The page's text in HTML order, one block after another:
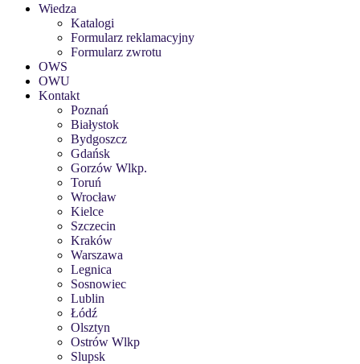
Wiedza
Katalogi
Formularz reklamacyjny
Formularz zwrotu
OWS
OWU
Kontakt
Poznań
Białystok
Bydgoszcz
Gdańsk
Gorzów Wlkp.
Toruń
Wrocław
Kielce
Szczecin
Kraków
Warszawa
Legnica
Sosnowiec
Lublin
Łódź
Olsztyn
Ostrów Wlkp
Slupsk